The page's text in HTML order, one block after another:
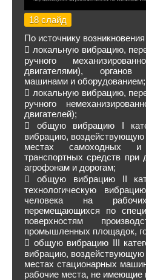
18 слайд
По источнику
 локальную вибрацию,
ручного
двигателями), органов
машинами и оборудованием;
 локальную вибрацию,
ручного
двигателей);
 общую вибрацию I
вибрацию, воздействующую
местах самоходных
транспортных средств при
агрофонам и дорогам;
 общую вибрацию II
технологическую
человека на
перемещающихся по
поверхностям
промышленных площадок,
 общую вибрацию III
вибрацию, воздействующую
местах стационарных
рабочие места, не имеющие